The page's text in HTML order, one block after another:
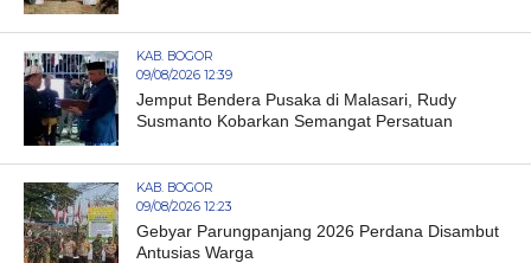
KAB. BOGOR
09/08/2026 12:39
Jemput Bendera Pusaka di Malasari, Rudy
Susmanto Kobarkan Semangat Persatuan
KAB. BOGOR
09/08/2026 12:23
Gebyar Parungpanjang 2026 Perdana Disambut
Antusias Warga